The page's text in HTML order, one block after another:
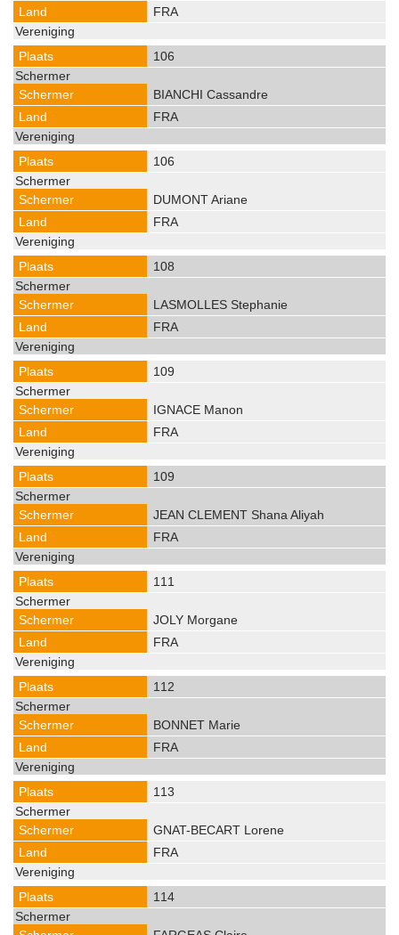
FRA
106
BIANCHI Cassandre
FRA
106
DUMONT Ariane
FRA
108
LASMOLLES Stephanie
FRA
109
IGNACE Manon
FRA
109
JEAN CLEMENT Shana Aliyah
FRA
111
JOLY Morgane
FRA
112
BONNET Marie
FRA
113
GNAT-BECART Lorene
FRA
114